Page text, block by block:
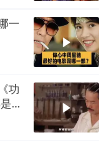
一
功